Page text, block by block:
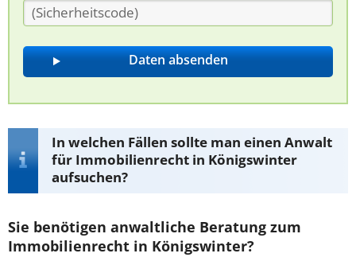
In welchen Fällen sollte man einen Anwalt
für Immobilienrecht in Königswinter
aufsuchen?
Sie benötigen anwaltliche Beratung zum
Immobilienrecht in Königswinter?